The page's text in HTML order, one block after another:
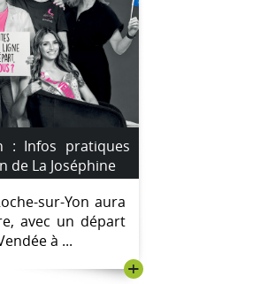
: Infos pratiques
de La Joséphine
sur-Yon aura
avec un départ
à ...
+